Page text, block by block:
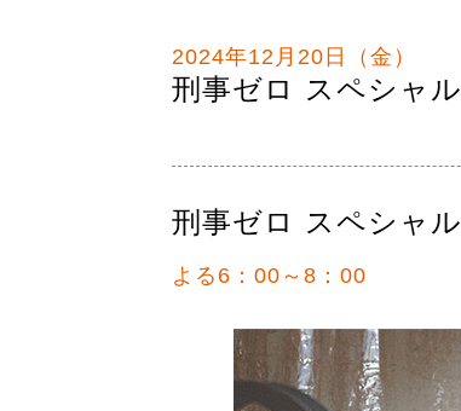
2024年12月20日（金）
刑事ゼロ スペシャル
刑事ゼロ スペシャル
よる6：00～8：00